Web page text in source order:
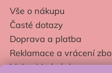
Vše o nákupu
Časté dotazy
Doprava a platba
Reklamace a vrácení
Moje objednávky